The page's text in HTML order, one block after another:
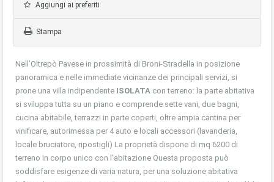
Aggiungi ai preferiti
Stampa
Nell’Oltrepò Pavese in prossimità di Broni-Stradella in posizione
panoramica e nelle immediate vicinanze dei principali servizi, si
prone una villa indipendente ISOLATA con terreno: la parte abitativa
si sviluppa tutta su un piano e comprende sette vani, due bagni,
cucina abitabile, terrazzi in parte coperti, oltre ampia cantina per
vinificare, autorimessa per 4 auto e locali accessori (lavanderia,
locale bruciatore, ripostigli) La proprietà dispone di mq 6200 di
terreno in corpo unico con l’abitazione Questa proposta può
soddisfare esigenze di varia natura, per una soluzione abitativa